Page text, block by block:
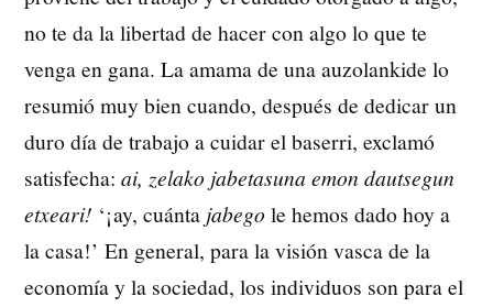
no te da la libertad de hacer con algo lo que te
venga en gana. La amama de una auzolankide lo
resumió muy bien cuando, después de dedicar un
duro día de trabajo a cuidar el baserri, exclamó
satisfecha:ai, zelako jabetasuna emon dautsegun
etxeari! ‘¡ay, cuánta jabego le hemos dado hoy a
la casa!’ En general, para la visión vasca de la
economía y la sociedad, los individuos son para el